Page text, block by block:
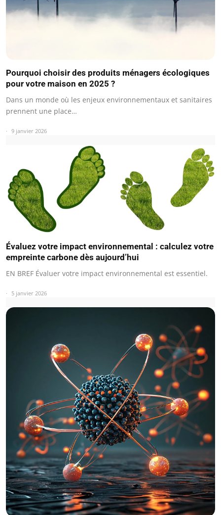
Pourquoi choisir des produits ménagers écologiques
pour votre maison en 2025 ?
Dans un monde où les enjeux environnementaux et sanitaires
prennent une place…
9 janvier 2026
Évaluez votre impact environnemental : calculez votre
empreinte carbone dès aujourd’hui
EN BREF Évaluer votre impact environnemental est essentiel.
5 janvier 2026